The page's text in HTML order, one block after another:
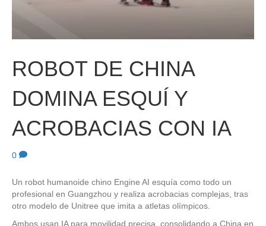
ROBOT DE CHINA
DOMINA ESQUÍ Y
ACROBACIAS CON IA
0
Un robot humanoide chino Engine AI esquía como todo un
profesional en Guangzhou y realiza acrobacias complejas, tras
otro modelo de Unitree que imita a atletas olímpicos.
Ambos usan IA para movilidad precisa, consolidando a China en